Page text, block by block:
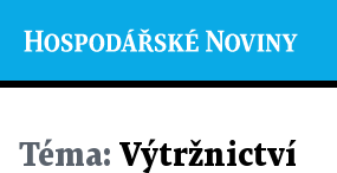
Téma: Výtržnictví